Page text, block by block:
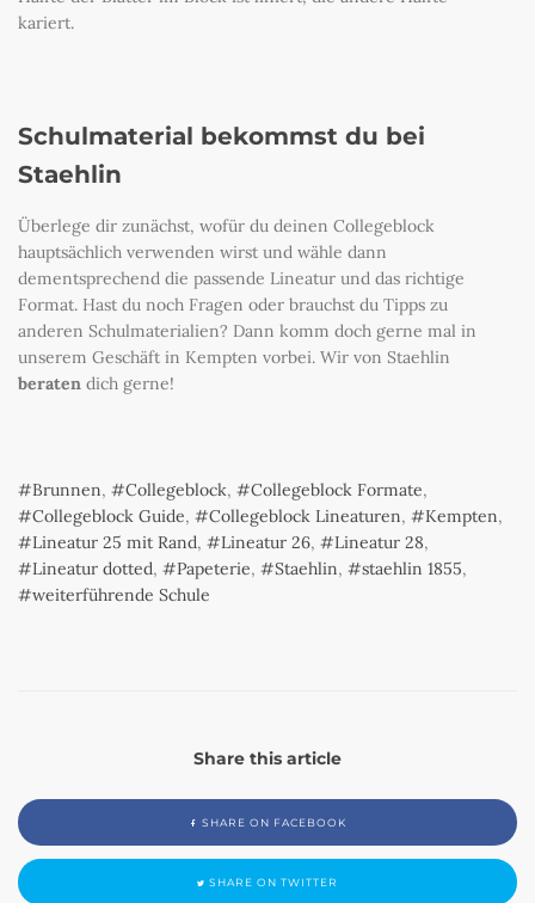
kariert.
Schulmaterial bekommst du bei
Staehlin
Überlege dir zunächst, wofür du deinen Collegeblock
hauptsächlich verwenden wirst und wähle dann
dementsprechend die passende Lineatur und das richtige
Format. Hast du noch Fragen oder brauchst du Tipps zu
anderen Schulmaterialien? Dann komm doch gerne mal in
unserem Geschäft in Kempten vorbei. Wir von Staehlin
beraten dich gerne!
Brunnen, Collegeblock, Collegeblock Formate,
Collegeblock Guide, Collegeblock Lineaturen, Kempten,
Lineatur 25 mit Rand, Lineatur 26, Lineatur 28,
Lineatur dotted, Papeterie, Staehlin, staehlin 1855,
weiterführende Schule
Share this article
SHARE ON FACEBOOK
SHARE ON TWITTER